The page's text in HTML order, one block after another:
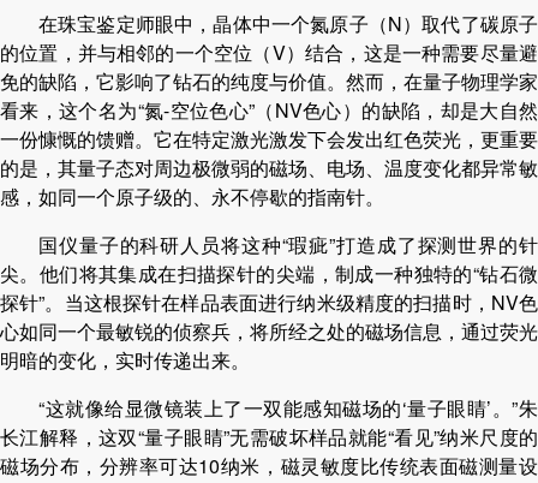
在珠宝鉴定师眼中，晶体中一个氮原子（N）取代了碳原子
的位置，并与相邻的一个空位（V）结合，这是一种需要尽量避
免的缺陷，它影响了钻石的纯度与价值。然而，在量子物理学家
看来，这个名为“氮-空位色心”（NV色心）的缺陷，却是大自然
一份慷慨的馈赠。它在特定激光激发下会发出红色荧光，更重要
的是，其量子态对周边极微弱的磁场、电场、温度变化都异常敏
感，如同一个原子级的、永不停歇的指南针。
国仪量子的科研人员将这种“瑕疵”打造成了探测世界的针
尖。他们将其集成在扫描探针的尖端，制成一种独特的“钻石微
探针”。当这根探针在样品表面进行纳米级精度的扫描时，NV色
心如同一个最敏锐的侦察兵，将所经之处的磁场信息，通过荧光
明暗的变化，实时传递出来。
“这就像给显微镜装上了一双能感知磁场的‘量子眼睛’。”朱
长江解释，这双“量子眼睛”无需破坏样品就能“看见”纳米尺度的
磁场分布，分辨率可达10纳米，磁灵敏度比传统表面磁测量设